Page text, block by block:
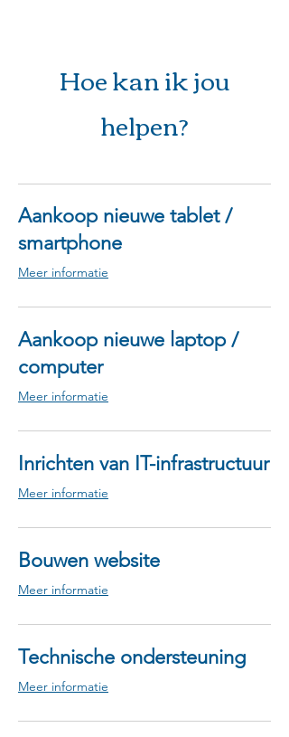
Hoe kan ik jou
helpen?
Aankoop nieuwe tablet /
smartphone
Meer informatie
Aankoop nieuwe laptop /
computer
Meer informatie
Inrichten van IT-infrastructuur
Meer informatie
Bouwen website
Meer informatie
Technische ondersteuning
Meer informatie